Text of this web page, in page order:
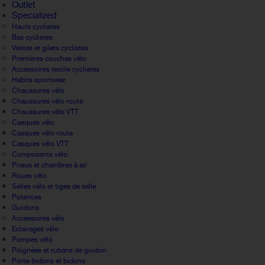
Outlet
Specialized
Hauts cyclistes
Bas cyclistes
Vestes et gilets cyclistes
Premières couches vélo
Accessoires textile cyclistes
Habits sportwear
Chaussures vélo
Chaussures vélo route
Chaussures vélo VTT
Casques vélo
Casques vélo route
Casques vélo VTT
Composants vélo
Pneus et chambres à air
Roues vélo
Selles vélo et tiges de selle
Potences
Guidons
Accessoires vélo
Eclairages vélo
Pompes vélo
Poignées et rubans de guidon
Porte-bidons et bidons